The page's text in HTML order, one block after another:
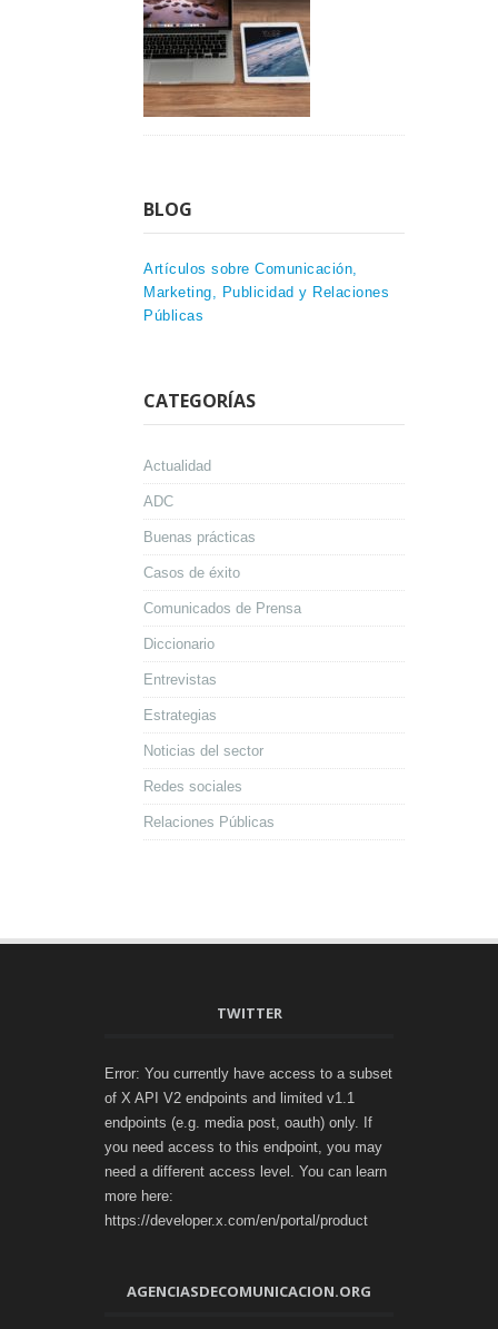
BLOG
Artículos sobre Comunicación,
Marketing, Publicidad y Relaciones
Públicas
CATEGORÍAS
Actualidad
ADC
Buenas prácticas
Casos de éxito
Comunicados de Prensa
Diccionario
Entrevistas
Estrategias
Noticias del sector
Redes sociales
Relaciones Públicas
TWITTER
Error: You currently have access to a subset
of X API V2 endpoints and limited v1.1
endpoints (e.g. media post, oauth) only. If
you need access to this endpoint, you may
need a different access level. You can learn
more here:
https://developer.x.com/en/portal/product
AGENCIASDECOMUNICACION.ORG